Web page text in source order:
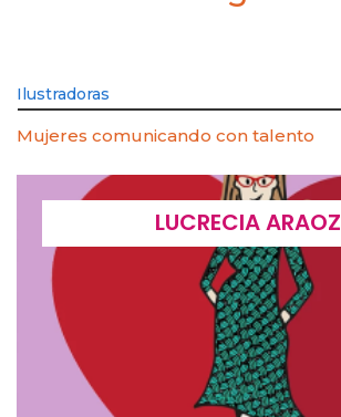
Ilustradoras
Mujeres comunicando con talento
LUCRECIA ARAOZ